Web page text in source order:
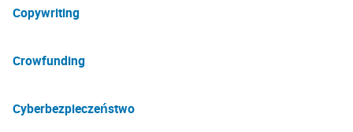
Copywriting
Crowfunding
Cyberbezpieczeństwo